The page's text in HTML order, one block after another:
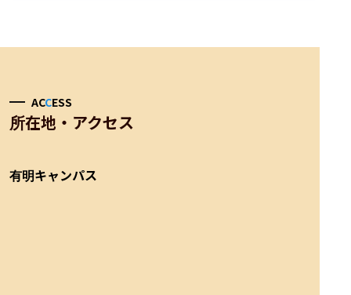
ACCESS
所在地・アクセス
有明キャンパス